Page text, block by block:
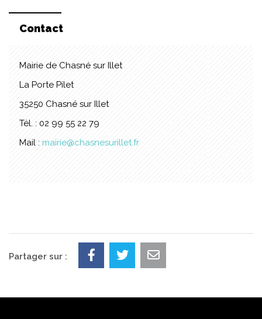
Contact
Mairie de Chasné sur Illet
La Porte Pilet
35250 Chasné sur Illet
Tél. : 02 99 55 22 79
Mail : mairie@chasnesurillet.fr
Partager sur :